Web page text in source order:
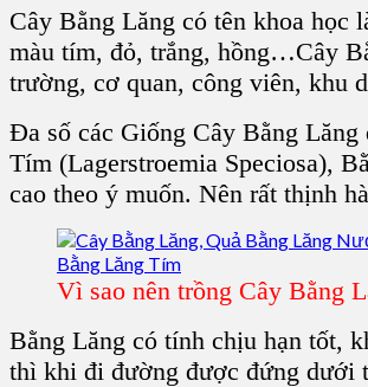
Cây Bằng Lăng có tên khoa học
màu tím, đỏ, trắng, hồng…Cây
trường, cơ quan, công viên, khu
Đa số các Giống Cây Bằng Lăng
Tím (Lagerstroemia Speciosa), B
cao theo ý muốn. Nên rất thịnh
Vì sao nên trồng Cây Bằng
Bằng Lăng có tính chịu hạn tốt,
thì khi đi đường được đứng dưới